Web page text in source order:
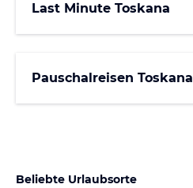
Last Minute Toskana
Pauschalreisen Toskana
Beliebte Urlaubsorte